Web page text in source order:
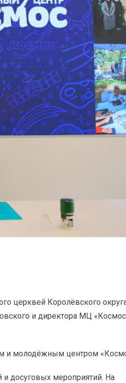
церквей Королёвского
и директора МЦ
и молодёжным центром
и досуговых мероприятий. На